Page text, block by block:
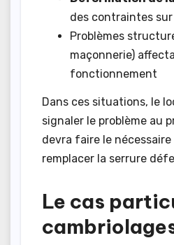
des contraintes
Problèmes
maçonnerie)
fonctionnement
Dans ces situations, le
signaler le problème au
devra faire le nécessaire
remplacer la serrure
Le cas